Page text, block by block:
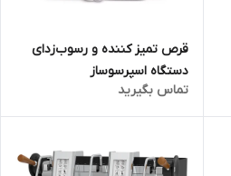
قرص تمیز کننده و رسوب‌زدای
دستگاه اسپرسوساز
تماس بگیرید